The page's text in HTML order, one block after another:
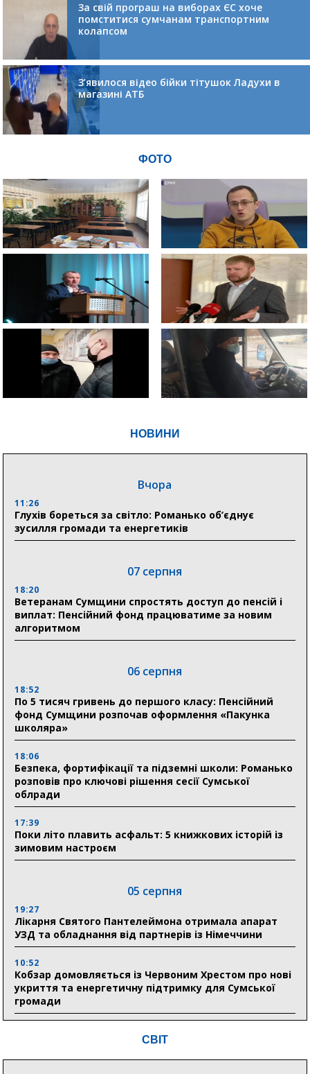
НОВИНИ
Вчора
11:26
Глухів бореться за світло: Романько об’єднує
зусилля громади та енергетиків
07 серпня
18:20
Ветеранам Сумщини спростять доступ до пенсій і
виплат: Пенсійний фонд працюватиме за новим
алгоритмом
06 серпня
18:52
По 5 тисяч гривень до першого класу: Пенсійний
фонд Сумщини розпочав оформлення «Пакунка
школяра»
18:06
Безпека, фортифікації та підземні школи: Романько
розповів про ключові рішення сесії Сумської
облради
17:39
Поки літо плавить асфальт: 5 книжкових історій із
зимовим настроєм
05 серпня
19:27
Лікарня Святого Пантелеймона отримала апарат
УЗД та обладнання від партнерів із Німеччини
10:52
Кобзар домовляється із Червоним Хрестом про нові
укриття та енергетичну підтримку для Сумської
громади
Понад 8 мільйонів книжок згоріли. Як допомогти
За свій програш на виборах ЄС хоче
помститися сумчанам транспортним
колапсом
З’явилося відео бійки тітушок Ладухи в
магазині АТБ
ФОТО
СВІТ